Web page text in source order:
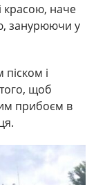
красою, наче
занурюючи у
і
щоб
прибоєм в